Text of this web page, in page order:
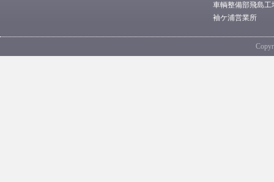
車輌整備部飛島工
袖ケ浦営業所